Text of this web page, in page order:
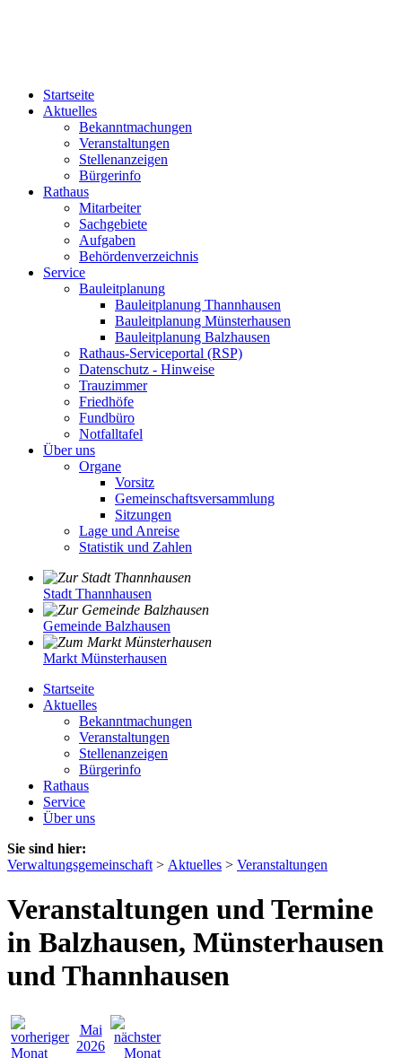
Startseite
Aktuelles
Bekanntmachungen
Veranstaltungen
Stellenanzeigen
Bürgerinfo
Rathaus
Mitarbeiter
Sachgebiete
Aufgaben
Behördenverzeichnis
Service
Bauleitplanung
Bauleitplanung Thannhausen
Bauleitplanung Münsterhausen
Bauleitplanung Balzhausen
Rathaus-Serviceportal (RSP)
Datenschutz - Hinweise
Trauzimmer
Friedhöfe
Fundbüro
Notfalltafel
Über uns
Organe
Vorsitz
Gemeinschaftsversammlung
Sitzungen
Lage und Anreise
Statistik und Zahlen
Stadt Thannhausen
Gemeinde Balzhausen
Markt Münsterhausen
Startseite
Aktuelles
Bekanntmachungen
Veranstaltungen
Stellenanzeigen
Bürgerinfo
Rathaus
Service
Über uns
Sie sind hier:
Verwaltungsgemeinschaft > Aktuelles > Veranstaltungen
Veranstaltungen und Termine
in Balzhausen, Münsterhausen
und Thannhausen
Mai
2026